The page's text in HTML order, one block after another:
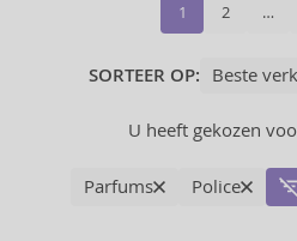
1 2 …
SORTEER OP:
U heeft gekozen
Parfums Police